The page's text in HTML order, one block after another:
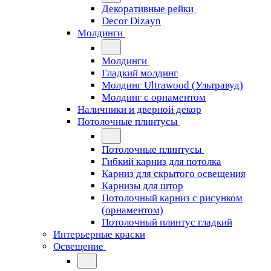
Декоративные рейки
Decor Dizayn
Молдинги
Молдинги
Гладкий молдинг
Молдинг Ultrawood (Ультравуд)
Молдинг с орнаментом
Наличники и дверной декор
Потолочные плинтусы
Потолочные плинтусы
Гибкий карниз для потолка
Карниз для скрытого освещения
Карнизы для штор
Потолочный карниз с рисунком
(орнаментом)
Потолочный плинтус гладкий
Интерьерные краски
Освещение